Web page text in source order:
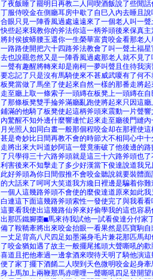
了夜飯睡了罷明日再教二人同喫酒飯說了些閒
丁服侍咬金在側廳耳房中歇了自巳入內去睡且
合眼只見一陣香風過處遠遠來了一個老人叫一
快些起來我教你的斧法你這一柄斧頭後來保真
將封侯披蟒腰玉還你一生榮華富貴咬金看那老
一路路使開把六十四路斧法教會了叫一聲土福
去也說罷忽然又是一陣香風過處那老人就不見
一聲有趣醒將轉來却是南柯一夢叫聲且住待我
要忘記了只是沒有馬騎使來不甚威武嗄有了何
板凳當做了馬坐了使起來自然一樣的那番走將
走至廳上取一條索子一頭縳在板凳上一頭縳在
了那條板凳雙手掄斧滿廳亂跑使將起來只因這
鋪滿的他騎了板凳使起這柄斧頭來震動一片聲
內驚醒不知外邊什麼響連忙起來走至廳後門縫
月光照人如同白晝一般那個程咬金却在那裡使
甚是奇妙比日間再教不會的時節大不相同心中
走將出來大叫道妙阿這一聲竟衝破了他後邊的
了只學得三十六路斧頭就是這三十六路斧頭也
利害後來不知擊走了多少好漢當下俊達說道我
此好斧頭為你日間假推不會咬金聽說就要裝體
的大話來了呵呵大笑道我方纔日裡邊是騙着你
一個人這幾路斧頭不會使的麼俊達道原來如此
白連這下面這幾路斧頭索性一發使完了與我看
這要看我使出這幾路仙斧來好偷學我的這也容
出那匹鐵腳棗■馬來待我試他一試看俊達分付家
備了鞍鞽牽將出來咬金抬眼一看果然是匹寶駒
一丈足背高八尺四足如墨滿身毛片兼花那匹馬
了咬金猶如遇了故主一般擺尾搖頭大聲嘶吼的
喜道且把他牽過一邊拿酒來喫待天明了騎他演
便了家丁擺下酒餚二人喫到天色微明咬金起身
身上馬加上兩鞭那馬赤哩哩一聲嘶吼四足登開